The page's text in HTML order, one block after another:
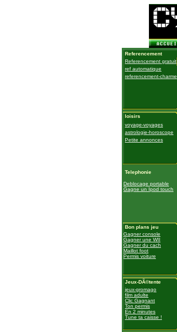
Referencement
Referencement gratuit
ref automatique
referencement-charme
loisirs
voyage-voyages
astrologie-horoscope
Petite annonces
Telephonie
Deblocage portable
Gagne un Ipod touch
Bon plans jeu
Gagner console
Gagner une WII
Gagner du cach
Maillot foot
Permis voiture
Jeux-DÃ©tente
jeux-gromago
film adulte
Clic Gagnant
Ton permis
En 2 minutes
Tune ta caisse !